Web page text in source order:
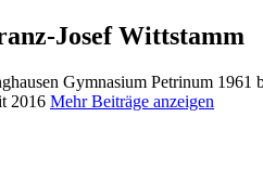
Josef Wittstamm
Gymnasium Petrinum
2016 Mehr Beiträge anzeigen